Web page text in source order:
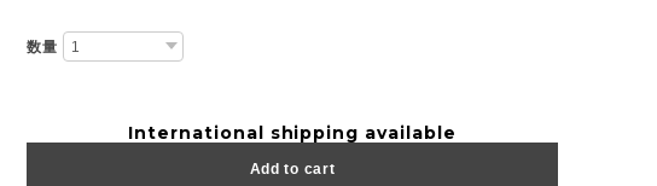
数量
International shipping available
Add to cart